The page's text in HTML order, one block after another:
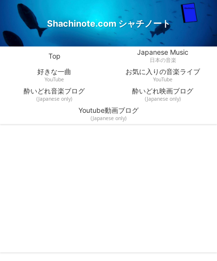
Shachinote.com シャチノート
Top Japanese Music
日本の音楽
好きな一曲
YouTube
お気に入りの音楽ライブ
YouTube
酔いどれ音楽ブログ
(Japanese only)
酔いどれ映画ブログ
(Japanese only)
Youtube動画ブログ
(Japanese only)